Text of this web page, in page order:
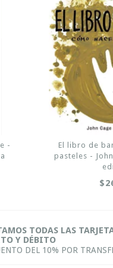
-
El libro de
pasteles -
TODAS LAS
Y DÉBITO
DEL 10% POR